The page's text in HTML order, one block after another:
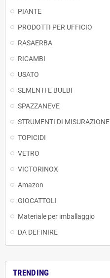
PIANTE
PRODOTTI PER UFFICIO
RASAERBA
RICAMBI
USATO
SEMENTI E BULBI
SPAZZANEVE
STRUMENTI DI MISURAZIONE
TOPICIDI
VETRO
VICTORINOX
Amazon
GIOCATTOLI
Materiale per imballaggio
DA DEFINIRE
TRENDING